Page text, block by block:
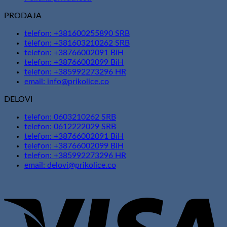
PRODAJA
telefon: +381600255890 SRB
telefon: +381603210262 SRB
telefon: +38766002091 BiH
telefon: +38766002099 BiH
telefon: +385992273296 HR
email: info@prikolice.co
DELOVI
telefon: 0603210262 SRB
telefon: 0612222029 SRB
telefon: +38766002091 BiH
telefon: +38766002099 BiH
telefon: +385992273296 HR
email: delovi@prikolice.co